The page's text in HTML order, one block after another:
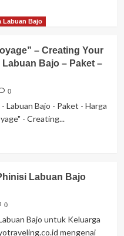
Labuan Bajo
– Creating Your
Bajo – Paket –
0
Labuan Bajo - Paket - Harga
- Creating...
Labuan Bajo
0
Bajo untuk Keluarga
mengenai